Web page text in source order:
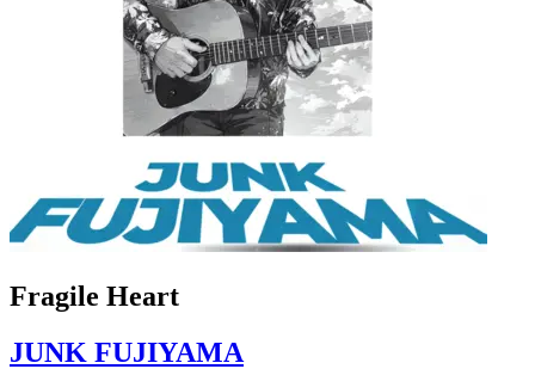
Fragile Heart
JUNK FUJIYAMA